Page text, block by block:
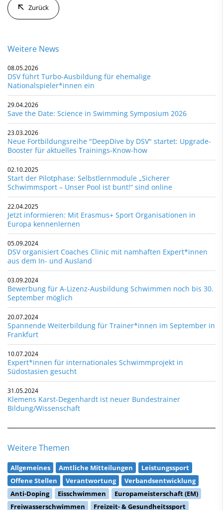
Zurück
Weitere News
08.05.2026
DSV führt Turbo-Ausbildung für ehemalige
Nationalspieler*innen ein
29.04.2026
Save the Date: Science in Swimming Symposium 2026
23.03.2026
Neue Fortbildungsreihe "DeepDive by DSV" startet: Upgrade-
Booster für aktuelles Trainings-Know-how
02.10.2025
Start der Pilotphase: Selbstlernmodule „Sicherer
Schwimmsport – Unser Pool ist bunt!“ sind online
22.04.2025
Jetzt informieren: Mit Erasmus+ Sport Organisationen in
Europa kennenlernen
05.09.2024
DSV organisiert Coaches Clinic mit namhaften Expert*innen
aus dem In- und Ausland
03.09.2024
Bewerbung für A-Lizenz-Ausbildung Schwimmen noch bis 30.
September möglich
20.07.2024
Spannende Weiterbildung für Trainer*innen im September in
Frankfurt
10.07.2024
Expert*innen für internationales Schwimmprojekt in
Südostasien gesucht
31.05.2024
Klemens Karst-Degenhardt ist neuer Bundestrainer
Bildung/Wissenschaft
Weitere Themen
Allgemeines Amtliche Mitteilungen
Leistungssport
Offene Stellen
Verantwortung
Verbandsentwicklung
Anti-Doping
Eisschwimmen
Europameisterschaft (EM)
Freiwasserschwimmen
Freizeit- & Gesundheitssport